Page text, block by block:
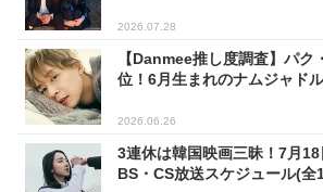
2026.07.28
【Danmee推し度調査】パク
位！6月生まれのナムジャド
2026.06.26
3連休は韓国映画三昧！7月
BS・CS放送スケジュール(全